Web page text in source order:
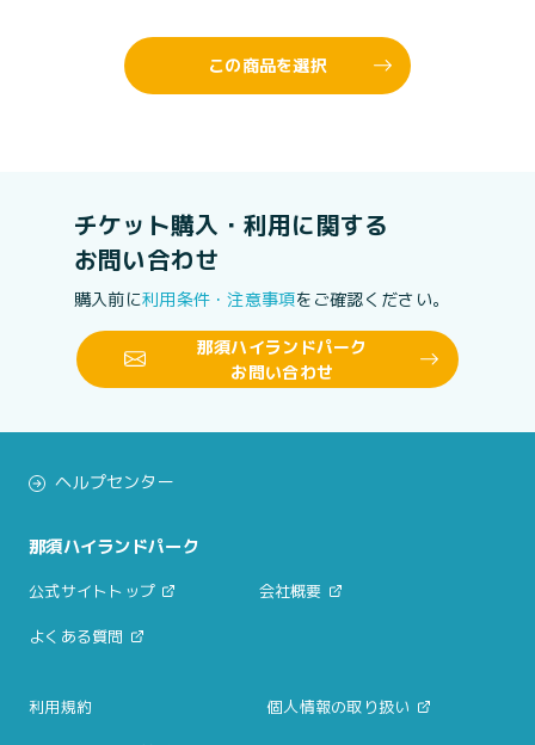
この商品を選択
チケット購入・利用に関する
お問い合わせ
購入前に利用条件・注意事項をご確認ください。
那須ハイランドパーク
お問い合わせ
ヘルプセンター
那須ハイランドパーク
公式サイトトップ 会社概要
よくある質問
利用規約 個人情報の取り扱い